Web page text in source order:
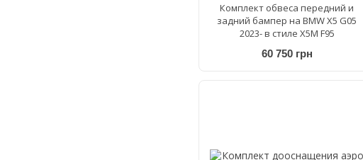
Комплект обвеса передний и
задний бампер на BMW X5 G05
2023- в стиле X5M F95
60 750 грн